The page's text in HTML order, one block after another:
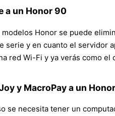
a un Honor 90
Honor se puede
serie y en cuanto el servidor
red Wi-Fi y ya verás como
y MacroPay a un
se necesita tener un